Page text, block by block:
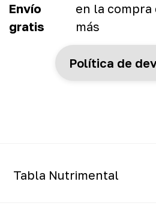
Envío
gratis
en la compra
más
Política de
Tabla Nutrimental